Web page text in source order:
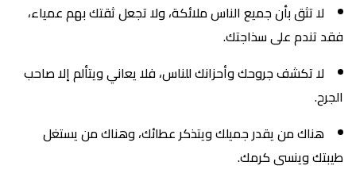
لا تثق بأن جميع الناس ملائكة، ولا تجعل ثقتك بهم عمياء،
فقد تندم على سذاجتك.
لا تكشف جروحك وأحزانك للناس، فلا يعاني ويتألم إلا صاحب
الجرح.
هناك من يقدر جميلك ويتذكر عطائك، وهناك من يستغل
طيبتك وينسى كرمك.